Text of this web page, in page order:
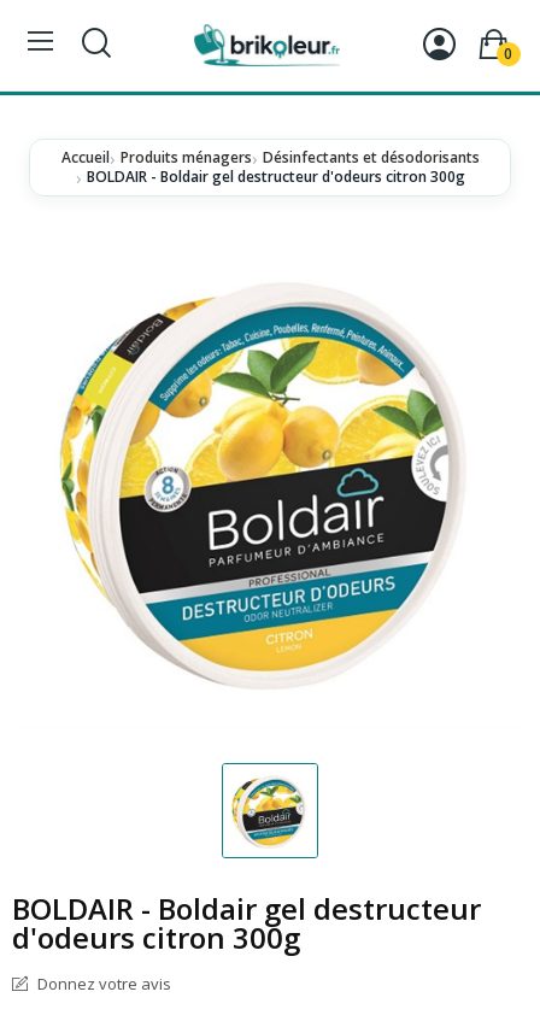
0
Accueil Produits ménagers Désinfectants et désodorisants
BOLDAIR - Boldair gel destructeur d'odeurs citron 300g
BOLDAIR - Boldair gel destructeur
d'odeurs citron 300g
Donnez votre avis